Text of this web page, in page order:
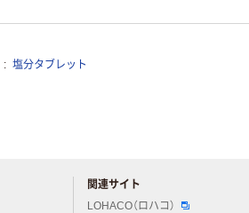
塩分タブレット
関連サイト
LOHACO（ロハコ）